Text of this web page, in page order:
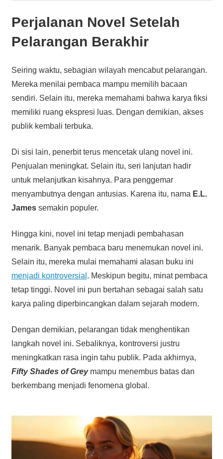
Perjalanan Novel Setelah
Pelarangan Berakhir
Seiring waktu, sebagian wilayah mencabut pelarangan.
Mereka menilai pembaca mampu memilih bacaan
sendiri. Selain itu, mereka memahami bahwa karya fiksi
memiliki ruang ekspresi luas. Dengan demikian, akses
publik kembali terbuka.
Di sisi lain, penerbit terus mencetak ulang novel ini.
Penjualan meningkat. Selain itu, seri lanjutan hadir
untuk melanjutkan kisahnya. Para penggemar
menyambutnya dengan antusias. Karena itu, nama E.L.
Jamessemakin populer.
Hingga kini, novel ini tetap menjadi pembahasan
menarik. Banyak pembaca baru menemukan novel ini.
Selain itu, mereka mulai memahami alasan buku ini
menjadi kontroversial . Meskipun begitu, minat pembaca
tetap tinggi. Novel ini pun bertahan sebagai salah satu
karya paling diperbincangkan dalam sejarah modern.
Dengan demikian, pelarangan tidak menghentikan
langkah novel ini. Sebaliknya, kontroversi justru
meningkatkan rasa ingin tahu publik. Pada akhirnya,
Fifty Shades of Greymampu menembus batas dan
berkembang menjadi fenomena global.